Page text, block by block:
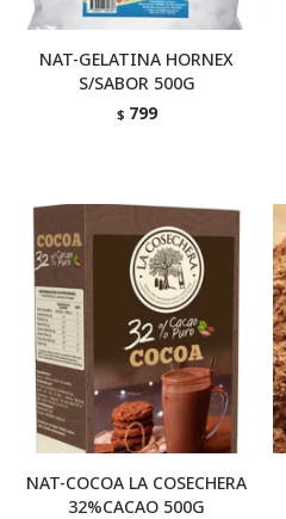
NAT-GELATINA HORNEX
S/SABOR 500G
$ 799
NAT-COCOA LA COSECHERA
32%CACAO 500G